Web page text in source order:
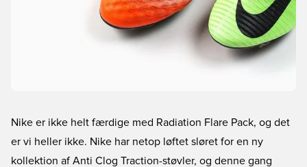
Nike er ikke helt færdige med Radiation Flare Pack, og det
er vi heller ikke. Nike har netop løftet sløret for en ny
kollektion af Anti Clog Traction-støvler, og denne gang